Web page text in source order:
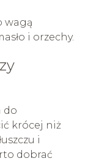
wagą
i orzechy.
do
krócej niż
i
dobrać